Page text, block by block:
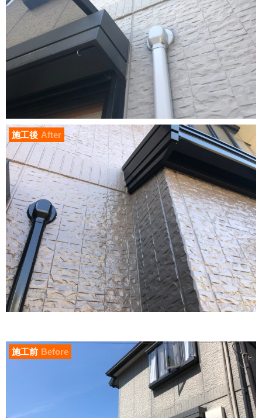
施工後 After
施工前 Before